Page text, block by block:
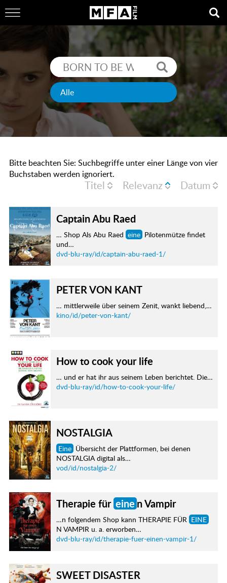
Bitte beachten Sie: Suchbegriffe unter einer Länge von vier
Buchstaben werden ignoriert.
Titel Relevanz Datum
Captain Abu Raed
… Shop Als Abu Raed eine Pilotenmütze findet
und…
dvd-blu-ray/id/captain-abu-raed-1/
PETER VON KANT
… mittlerweile über seinem Zenit, wankt liebend,…
kino/id/peter-von-kant/
How to cook your life
… und er hat ihr aus seinem Leben berichtet. Die…
dvd-blu-ray/id/how-to-cook-your-life/
NOSTALGIA
Eine Übersicht der Plattformen, bei denen
NOSTALGIA digital als…
vod/id/nostalgia-2/
Therapie für einen Vampir
…n folgendem Shop kann THERAPIE FÜR EINE
N VAMPIR u. a. erworben…
dvd-blu-ray/id/therapie-fuer-einen-vampir-1/
SWEET DISASTER